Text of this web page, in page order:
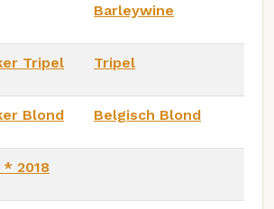
Barleywine
Tripel Tripel
Blond Belgisch Blond
2018